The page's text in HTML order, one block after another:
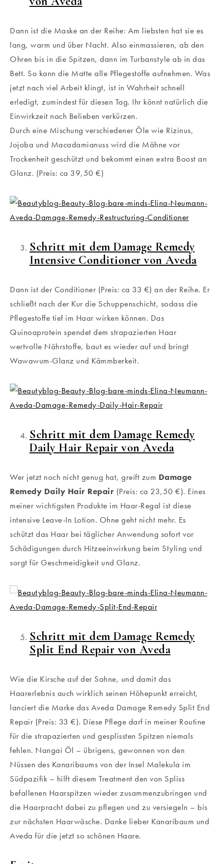
Dann ist die Maske an der Reihe: Am liebsten hat sie es
lang, warm und über Nacht. Also einmassieren, ab den
Ohren bis in die Spitzen, dann im Turbanstyle ab in das
Bett. So kann die Matte alle Pflegestoffe aufnehmen. Was
jetzt nach viel Arbeit klingt, ist in Wahrheit schnell
erledigt, zumindest für diesen Tag. Ihr könnt natürlich die
Einwirkzeit nach Belieben verkürzen.
Durch eine Mischung verschiedener Öle wie Rizinus,
Jojoba und Macadamianuss wird die Mähne vor
Trockenheit geschützt und bekommt einen extra Boost an
Glanz. (Preis: ca 39,50 €)
Schritt mit dem Damage Remedy
Intensive Conditioner von Aveda
Dann ist der Conditioner (Preis: ca 33 €) an der Reihe. Er
schließt nach der Kur die Schuppenschicht, sodass die
Pflegestoffe tief im Haar wirken können. Das
Quinoaprotein spendet dem strapazierten Haar
wertvolle Nährstoffe, baut es wieder auf und bringt
Wawawum-Glanz und Kämmberkeit.
Schritt mit dem Damage Remedy
Daily Hair Repair von Aveda
Wer jetzt noch nicht genug hat, greift zum Damage
Remedy Daily Hair Repair (Preis: ca 23,50 €). Eines
meiner wichtigsten Produkte im Haar-Regal ist diese
intensive Leave-In Lotion. Ohne geht nicht mehr. Es
schützt das Haar bei täglicher Anwendung sofort vor
Schädigungen durch Hitzeeinwirkung beim Styling und
sorgt für Geschmeidigkeit und Glanz.
Schritt mit dem Damage Remedy
Split End Repair von Aveda
Wie die Kirsche auf der Sahne, und damit das
Haarerlebnis auch wirklich seinen Höhepunkt erreicht,
lanciert die Marke das Aveda Damage Remedy Split End
Repair (Preis: 33 €). Diese Pflege darf in meiner Routine
für die strapazierten und gesplissten Spitzen niemals
fehlen. Nangai Öl – übrigens, gewonnen von den
Nüssen des Kanaribaums von der Insel Malekula im
Südpazifik – hilft diesem Treatment den von Spliss
befallenen Haarspitzen wieder zusammenzubringen und
die Haarpracht dabei zu pflegen und zu versiegeln – bis
zur nächsten Haarwäsche. Danke lieber Kanaribaum und
Aveda für die jetzt so schönen Haare.